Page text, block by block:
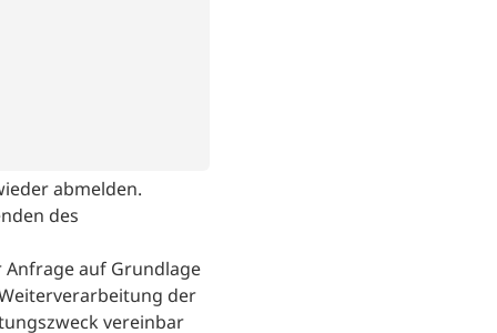
abmelden.
des
auf Grundlage
der
vereinbar